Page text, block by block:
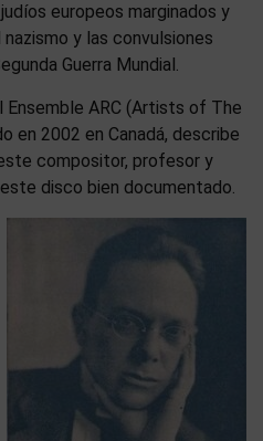
europeos marginados y
y las convulsiones
Guerra Mundial.
Ensemble ARC (Artists of The
en 2002 en Canadá, describe
compositor, profesor y
disco bien documentado.